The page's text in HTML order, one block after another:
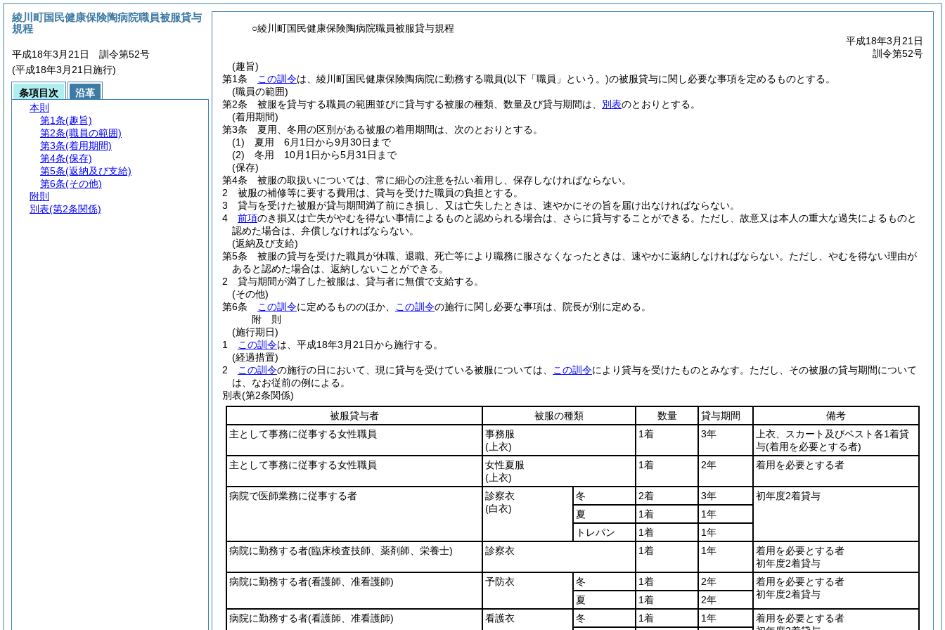
○綾川町国民健康保険陶病院職員被服貸与規程
平成18年3月21日
訓令第52号
(趣旨)
第1条
この訓令は、綾川町国民健康保険陶病院に勤務する職員(以下「職員」という。)の被服貸与に関し必要な事項を定めるものとする。
(職員の範囲)
第2条
被服を貸与する職員の範囲並びに貸与する被服の種類、数量及び貸与期間は、 別表のとおりとする。
(着用期間)
第3条
夏用、冬用の区別がある被服の着用期間は、次のとおりとする。
(1)
夏用 6月1日から9月30日まで
(2)
冬用 10月1日から5月31日まで
(保存)
第4条
被服の取扱いについては、常に細心の注意を払い着用し、保存しなければならない。
2
被服の補修等に要する費用は、貸与を受けた職員の負担とする。
3
貸与を受けた被服が貸与期間満了前にき損し、又は亡失したときは、速やかにその旨を届け出なければならない。
4
前項のき損又は亡失がやむを得ない事情によるものと認められる場合は、さらに貸与することができる。 ただし、故意又は本人の重大な過失によるものと
認めた場合は、弁償しなければならない。
(返納及び支給)
第5条
被服の貸与を受けた職員が休職、退職、死亡等により職務に服さなくなったときは、速やかに返納しなければならない。 ただし、やむを得ない理由が
あると認めた場合は、返納しないことができる。
2
貸与期間が満了した被服は、貸与者に無償で支給する。
(その他)
第6条
この訓令に定めるもののほか、 この訓令の施行に関し必要な事項は、院長が別に定める。
附 則
(施行期日)
1
この訓令は、平成18年3月21日から施行する。
(経過措置)
2
この訓令の施行の日において、現に貸与を受けている被服については、 この訓令により貸与を受けたものとみなす。 ただし、その被服の貸与期間について
は、なお従前の例による。
別表(第2条関係)
被服貸与者
被服の種類 数量 貸与期間
備考
主として事務に従事する女性職員
事務服
(上衣)
1着 3年
上衣、スカート及びベスト各1着貸
与(着用を必要とする者)
主として事務に従事する女性職員
女性夏服
(上衣)
1着 2年 着用を必要とする者
病院で医師業務に従事する者
診察衣
(白衣)
冬 2着 3年
初年度2着貸与
夏
1着
1年
トレパン
1着
1年
病院に勤務する者(臨床検査技師、薬剤師、栄養士) 診察衣 1着 1年
着用を必要とする者
初年度2着貸与
病院に勤務する者(看護師、准看護師) 予防衣 冬 1着 2年
着用を必要とする者
初年度2着貸与
夏 1着
2年
病院に勤務する者(看護師、准看護師) 看護衣 冬 1着 1年
着用を必要とする者
綾川町国民健康保険陶病院職員被服貸与
規程
平成18年3月21日 訓令第52号
(平成18年3月21日施行)
条項目次
沿革
本則
第1条(趣旨)
第2条(職員の範囲)
第3条(着用期間)
第4条(保存)
第5条(返納及び支給)
第6条(その他)
附則
別表(第2条関係)